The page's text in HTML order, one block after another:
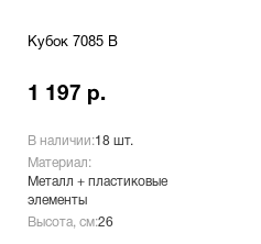
Кубок 7085 B
1 197 р.
В наличии:18 шт.
Материал:
Металл + пластиковые
элементы
Высота, см:26